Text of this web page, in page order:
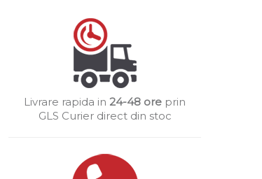
Livrare rapida in 24-48 ore prin
GLS Curier direct din stoc